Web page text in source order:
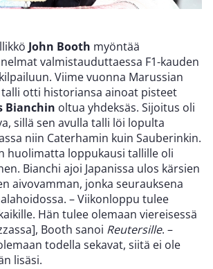
John Booth myöntää
valmistauduttaessa F1-kauden
Viime vuonna Marussian
otti historiansa ainoat pisteet
Bianchin oltua yhdeksäs. Sijoitus oli
sillä sen avulla talli löi lopulta
niin Caterhamin kuin Sauberinkin.
huolimatta loppukausi tallille oli
Bianchi ajoi Japanissa ulos kärsien
aivovamman, jonka seurauksena
– Viikonloppu tulee
Hän tulee olemaan viereisessä
Booth sanoi Reutersille. –
todella sekavat, siitä ei ole
lisäsi.